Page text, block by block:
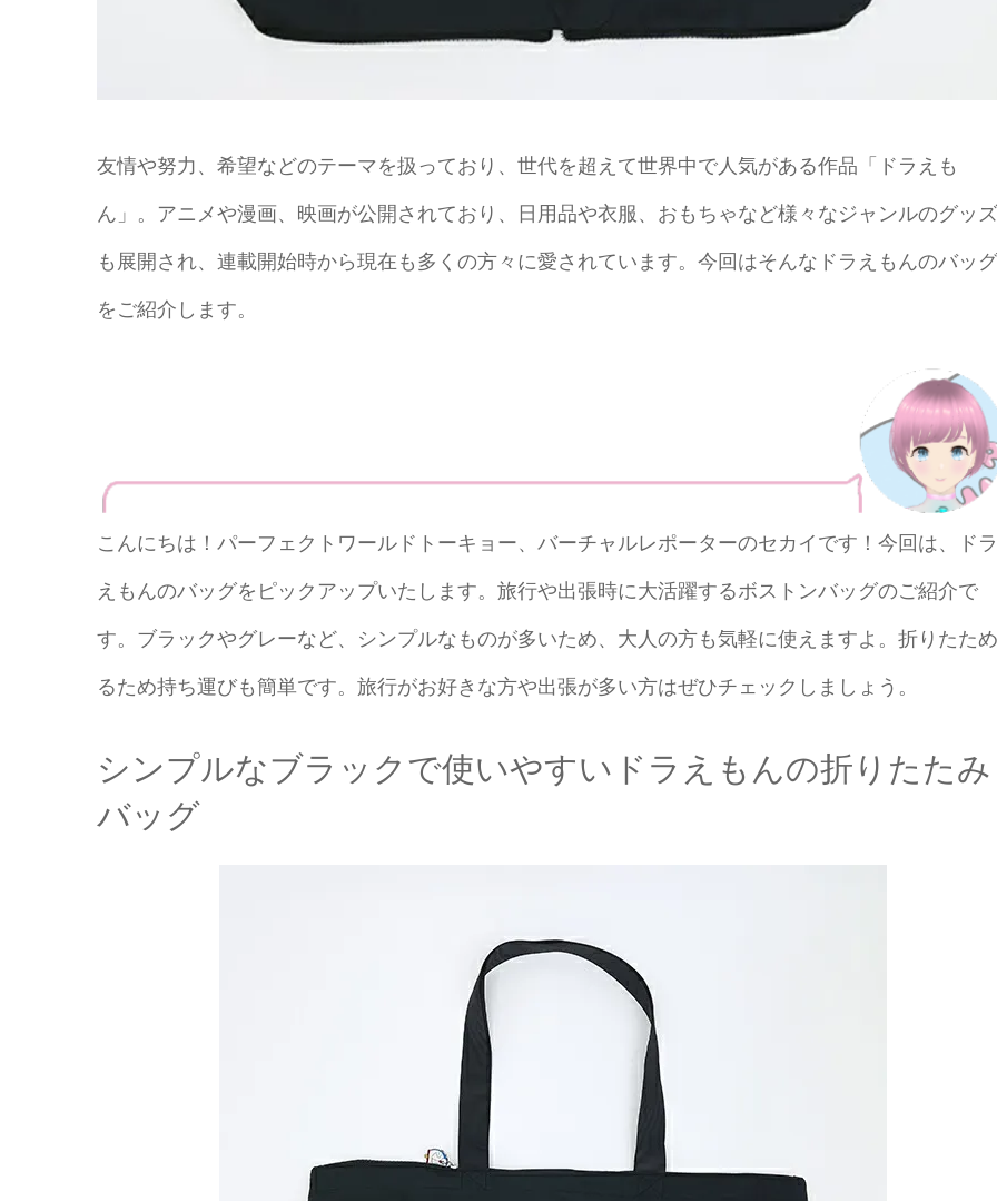
友情や努力、希望などのテーマを扱っており、世代を超えて世界中で人気がある作品「ドラえも
ん」。アニメや漫画、映画が公開されており、日用品や衣服、おもちゃなど様々なジャンルのグッズ
も展開され、連載開始時から現在も多くの方々に愛されています。今回はそんなドラえもんのバッグ
をご紹介します。
こんにちは！パーフェクトワールドトーキョー、バーチャルレポーターのセカイです！今回は、ドラ
えもんのバッグをピックアップいたします。旅行や出張時に大活躍するボストンバッグのご紹介で
す。ブラックやグレーなど、シンプルなものが多いため、大人の方も気軽に使えますよ。折りたため
るため持ち運びも簡単です。旅行がお好きな方や出張が多い方はぜひチェックしましょう。
シンプルなブラックで使いやすいドラえもんの折りたたみ
バッグ